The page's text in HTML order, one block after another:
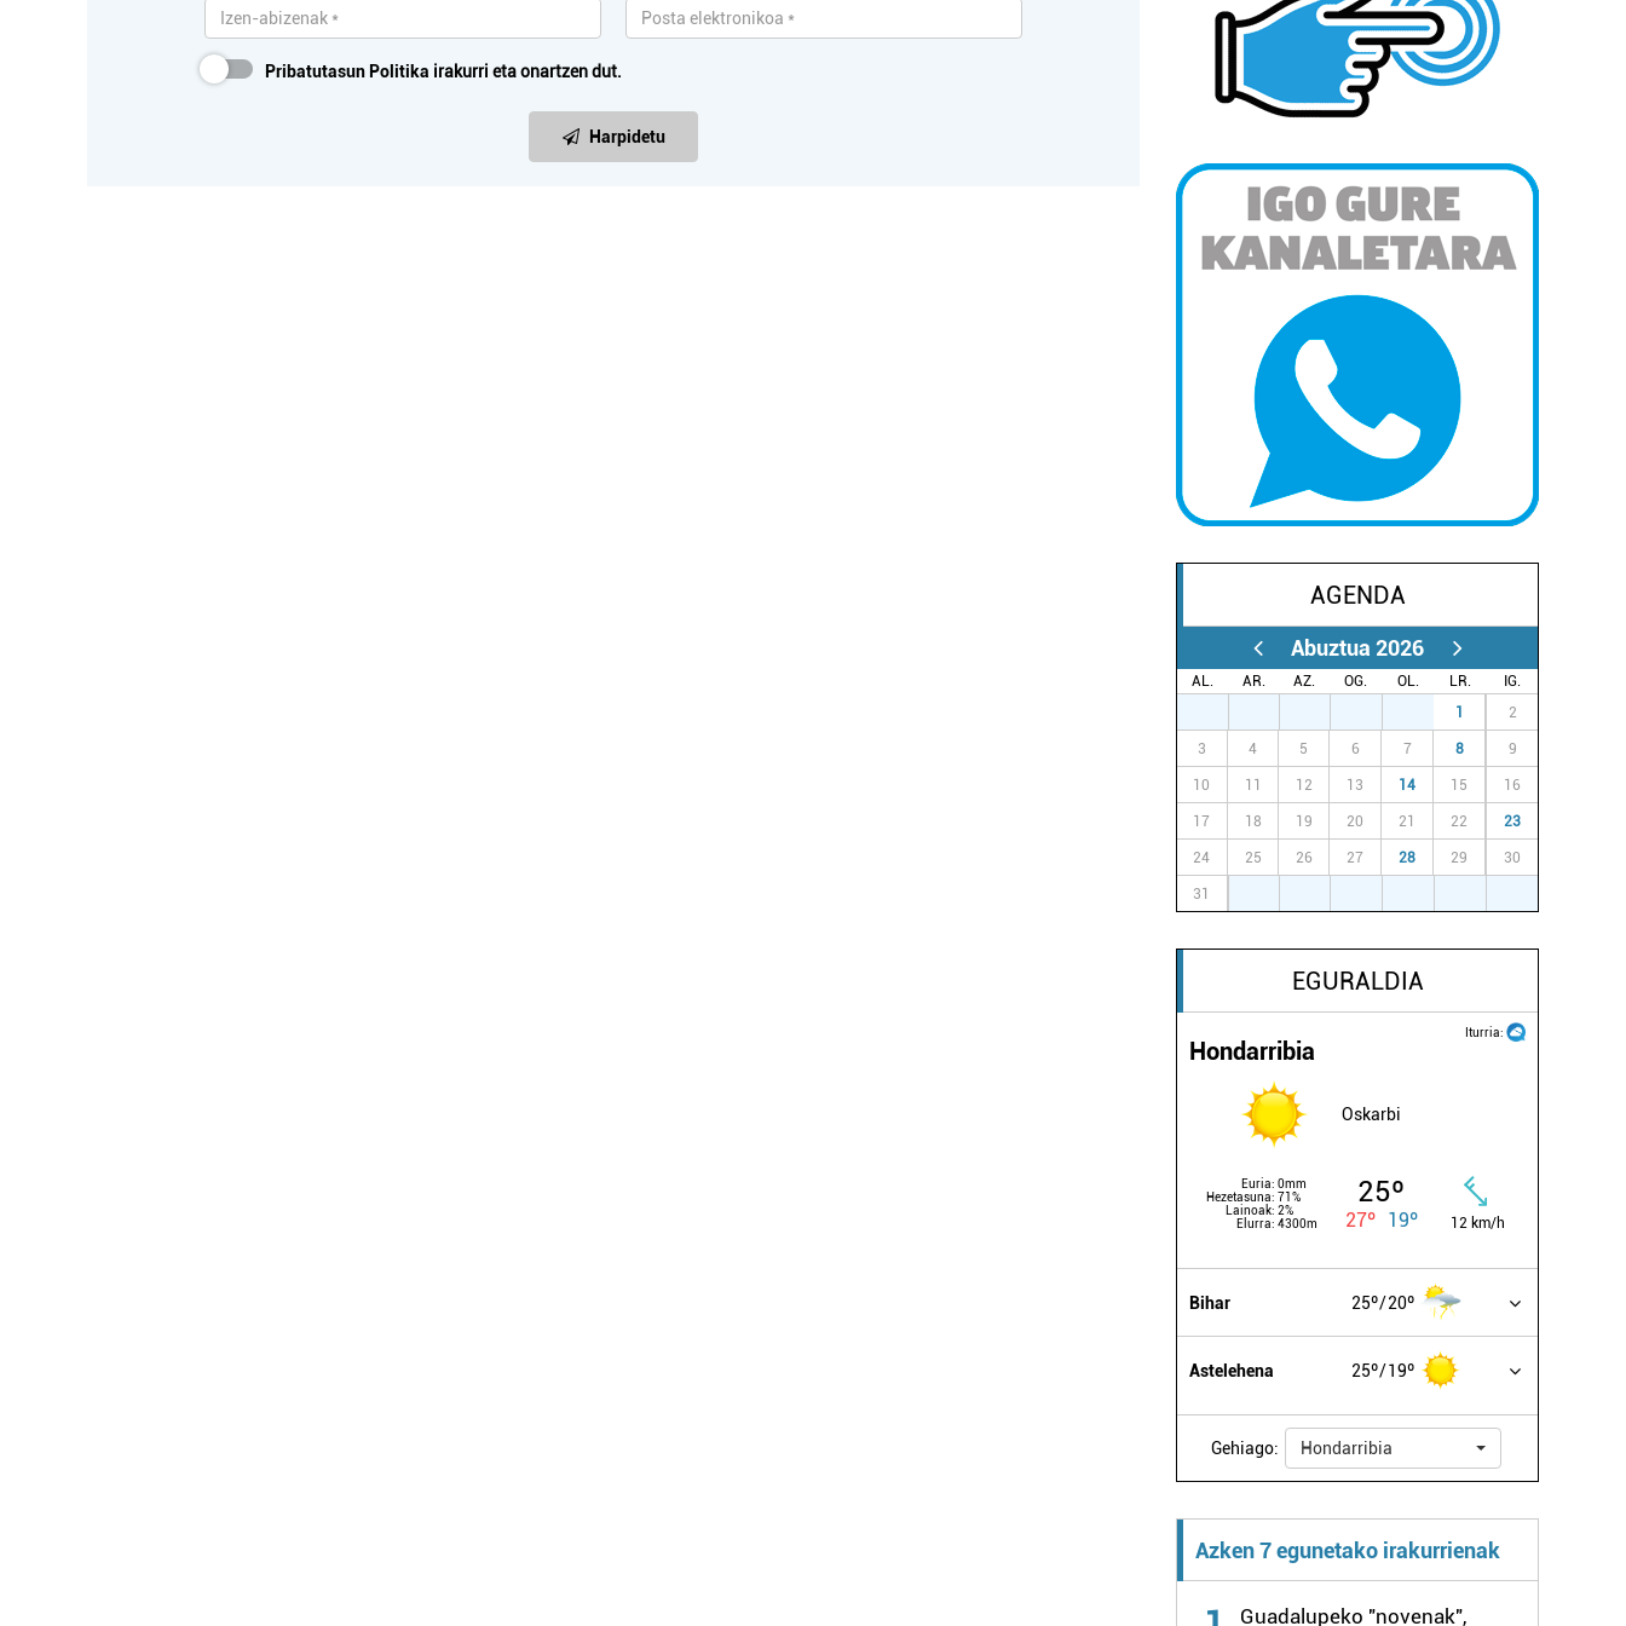
Pribatutasun Politika irakurri eta onartzen dut.
Harpidetu
AGENDA
Abuztua 2026
AL. AR. AZ. OG. OL. LR.
IG.
1 2
3 4 5 6 7 8 9
10 11 12 13 14 15 16
17 18 19 20 21 22 23
24 25 26 27 28 29 30
31
EGURALDIA
Iturria:
Hondarribia
Oskarbi
Euria: 0mm
Hezetasuna: 71%
Lainoak: 2%
Elurra: 4300m
25º
27º 19º 12 km/h
Bihar 25º 20º
Astelehena 25º 19º
Gehiago: Hondarribia
Azken 7 egunetako irakurrienak
Guadalupeko "novenak",